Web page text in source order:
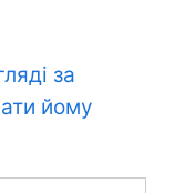
за
йому